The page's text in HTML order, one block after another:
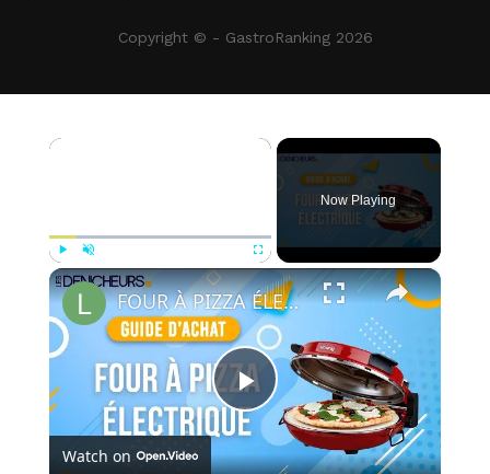
Copyright © - GastroRanking 2026
×
Play Unmute Fullscreen
Now Playing
×
Play
FOUR À PIZZA ÉLECTRIQUE - Comparatif & Guide d'achat [NOUVEAUTÉS] 2024
Watch on